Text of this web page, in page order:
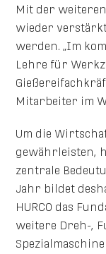
Mit der
wieder
werden. „Im
Lehre für
Mitarbeiter im
Um die
gewährleisten,
zentrale
Jahr bildet
HURCO das
weitere Dreh-,